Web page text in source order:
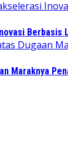
Maraknya